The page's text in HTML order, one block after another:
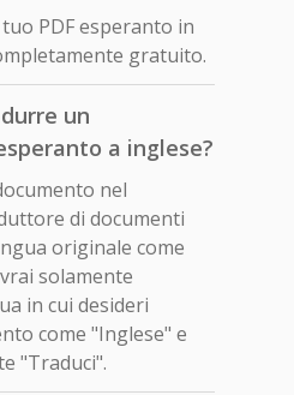
PDF esperanto in
gratuito.
un
a inglese?
nel
di documenti
originale come
solamente
in cui desideri
come "Inglese" e
"Traduci".